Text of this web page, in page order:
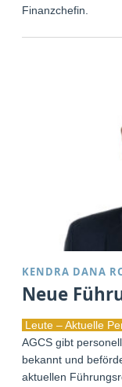
Finanzchefin.
KENDRA DANA
Neue
Leute – Aktuelle
AGCS gibt
bekannt und
aktuellen